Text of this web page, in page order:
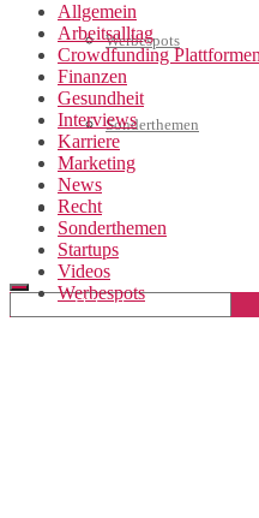
Werbespots
Sonderthemen
Geschäftskonto eröffnen
Allgemein
Arbeitsalltag
Crowdfunding Plattformen
Finanzen
Gesundheit
Interviews
Karriere
Marketing
News
Recht
Sonderthemen
Startups
Videos
Werbespots